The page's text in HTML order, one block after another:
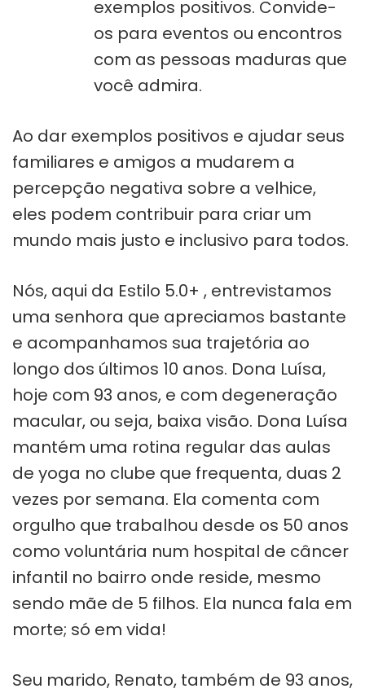
exemplos positivos. Convide-
os para eventos ou encontros
com as pessoas maduras que
você admira.
Ao dar exemplos positivos e ajudar seus
familiares e amigos a mudarem a
percepção negativa sobre a velhice,
eles podem contribuir para criar um
mundo mais justo e inclusivo para todos.
Nós, aqui da Estilo 5.0+ , entrevistamos
uma senhora que apreciamos bastante
e acompanhamos sua trajetória ao
longo dos últimos 10 anos. Dona Luísa,
hoje com 93 anos, e com degeneração
macular, ou seja, baixa visão. Dona Luísa
mantém uma rotina regular das aulas
de yoga no clube que frequenta, duas 2
vezes por semana. Ela comenta com
orgulho que trabalhou desde os 50 anos
como voluntária num hospital de câncer
infantil no bairro onde reside, mesmo
sendo mãe de 5 filhos. Ela nunca fala em
morte; só em vida!
Seu marido, Renato, também de 93 anos,